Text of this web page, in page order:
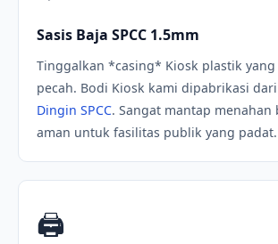
Sasis Baja SPCC 1.5mm
Tinggalkan *casing* Kiosk plastik
pecah. Bodi Kiosk kami dipabrikasi
Dingin SPCC. Sangat mantap menahan
aman untuk fasilitas publik yang padat.
🖨️